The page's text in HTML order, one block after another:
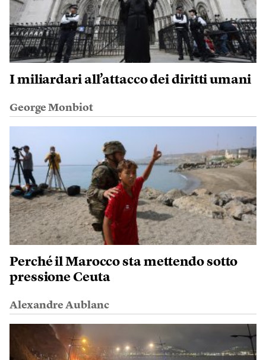
I miliardari all’attacco dei diritti umani
George Monbiot
Perché il Marocco sta mettendo sotto
pressione Ceuta
Alexandre Aublanc